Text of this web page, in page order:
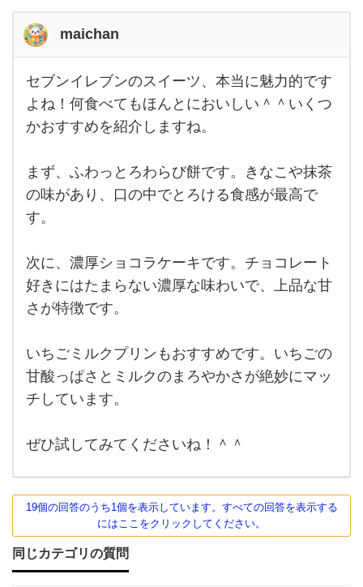
作が
出て
る
と買
っ
maichan
セブ
ンイ
レブ
ンの
ツ、
本当
に魅
力的
です
何食
べて
もほ
んと
にお
セブンイレブンのスイーツ、本当に魅力的です
よね！何食べてもほんとにおいしい＾＾いくつ
かおすすめを紹介しますね。
まず、ふわっとろわらび餅です。きなこや抹茶
の味があり、口の中でとろける食感が最高で
す。
次に、濃厚ショコラケーキです。チョコレート
好きにはたまらない濃厚な味わいで、上品な甘
さが特徴です。
いちごミルクプリンもおすすめです。いちごの
甘酸っぱさとミルクのまろやかさが絶妙にマッ
チしています。
ぜひ試してみてくださいね！＾＾
19個の回答のうち1個を表示しています。すべての回答を表示する
にはここをクリックしてください。
同じカテゴリの質問